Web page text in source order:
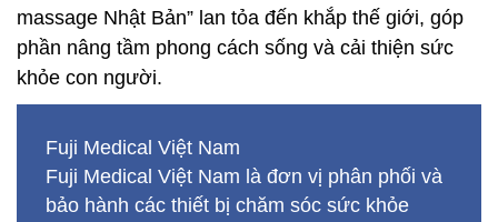
massage Nhật Bản” lan tỏa đến khắp thế giới, góp
phần nâng tầm phong cách sống và cải thiện sức
khỏe con người.
Fuji Medical Việt Nam
Fuji Medical Việt Nam là đơn vị phân phối và
bảo hành các thiết bị chăm sóc sức khỏe